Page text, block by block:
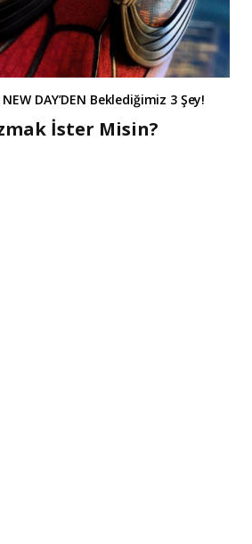
DAY’DEN Beklediğimiz 3 Şey!
İster Misin?